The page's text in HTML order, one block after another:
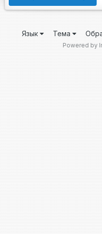
Язык Тема
Powered by